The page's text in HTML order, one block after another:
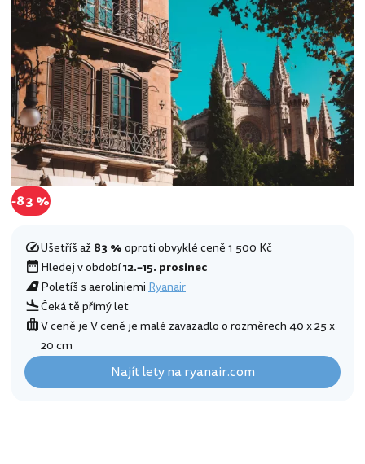
-83 %
Ušetříš až83 %oproti obvyklé ceně 1 500 Kč
Hledej v období12.–15. prosinec
Poletíš s aeroliniemi Ryanair
Čeká tě přímý let
V ceně je V ceně je malé zavazadlo o rozměrech 40 x 25 x
20 cm
Najít lety na ryanair.com